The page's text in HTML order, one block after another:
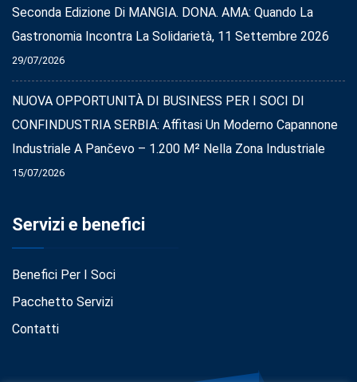
Seconda Edizione Di MANGIA. DONA. AMA: Quando La
Gastronomia Incontra La Solidarietà, 11 Settembre 2026
29/07/2026
NUOVA OPPORTUNITÀ DI BUSINESS PER I SOCI DI
CONFINDUSTRIA SERBIA: Affitasi Un Moderno Capannone
Industriale A Pančevo – 1.200 M² Nella Zona Industriale
15/07/2026
Servizi e benefici
Benefici Per I Soci
Pacchetto Servizi
Contatti